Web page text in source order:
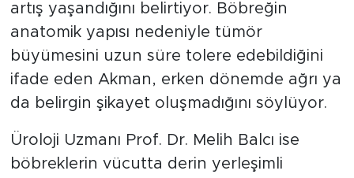
artış yaşandığını belirtiyor. Böbreğin
anatomik yapısı nedeniyle tümör
büyümesini uzun süre tolere edebildiğini
ifade eden Akman, erken dönemde ağrı ya
da belirgin şikayet oluşmadığını söylüyor.
Üroloji Uzmanı Prof. Dr. Melih Balcı ise
böbreklerin vücutta derin yerleşimli